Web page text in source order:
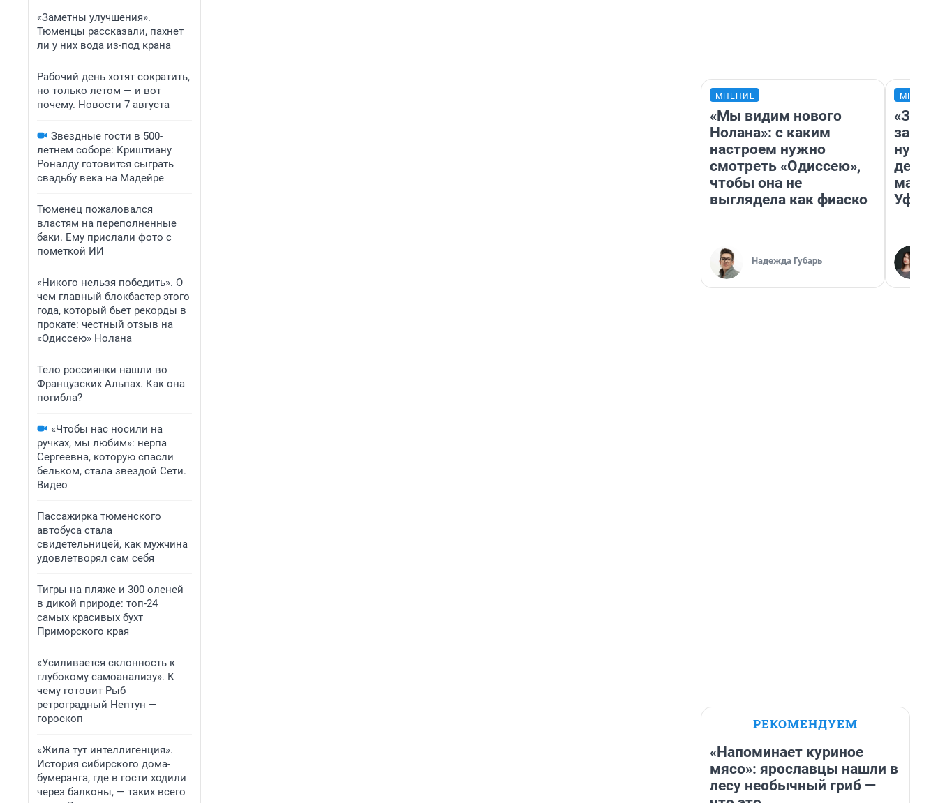
«Заметны улучшения».
Тюменцы рассказали, пахнет
ли у них вода из-под крана
Рабочий день хотят сократить,
но только летом — и вот
почему. Новости 7 августа
Звездные гости в 500-
летнем соборе: Криштиану
Роналду готовится сыграть
свадьбу века на Мадейре
Тюменец пожаловался
властям на переполненные
баки. Ему прислали фото с
пометкой ИИ
«Никого нельзя победить». О
чем главный блокбастер этого
года, который бьет рекорды в
прокате: честный отзыв на
«Одиссею» Нолана
Тело россиянки нашли во
Французских Альпах. Как она
погибла?
«Чтобы нас носили на
ручках, мы любим»: нерпа
Сергеевна, которую спасли
бельком, стала звездой Сети.
Видео
Пассажирка тюменского
автобуса стала
свидетельницей, как мужчина
удовлетворял сам себя
Тигры на пляже и 300 оленей
в дикой природе: топ-24
самых красивых бухт
Приморского края
«Усиливается склонность к
глубокому самоанализу». К
чему готовит Рыб
ретроградный Нептун —
гороскоп
«Жила тут интеллигенция».
История сибирского дома-
бумеранга, где в гости ходили
через балконы, — таких всего
МНЕНИЕ
«Мы видим нового
Нолана»: с каким
настроем нужно
смотреть «Одиссею»,
чтобы она не
выглядела как фиаско
Надежда Губарь
дела
Уфа
РЕКОМЕНДУЕМ
«Напоминает куриное
мясо»: ярославцы нашли в
лесу необычный гриб —